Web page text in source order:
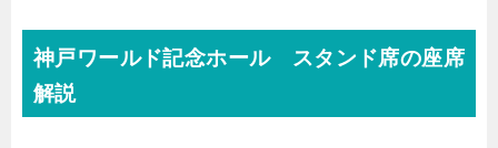
神戸ワールド記念ホール スタンド席の座席
解説